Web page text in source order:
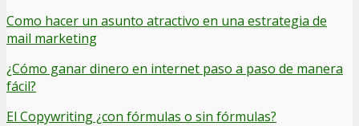
Como hacer un asunto atractivo en una estrategia de
mail marketing
¿Cómo ganar dinero en internet paso a paso de manera
fácil?
El Copywriting ¿con fórmulas o sin fórmulas?